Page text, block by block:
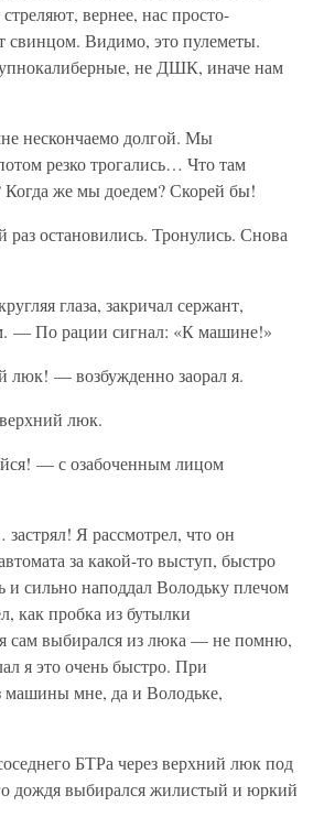
вернее, нас просто-
свинцом. Видимо, это пулеметы.
не ДШК, иначе нам
нескончаемо долгой. Мы
резко трогались… Что там
Когда же мы доедем? Скорей бы!
раз остановились. Тронулись. Снова
глаза, закричал сержант,
— По рации сигнал: «К машине!»
— возбужденно заорал я.
люк.
— с озабоченным лицом
Я рассмотрел, что он
за какой-то выступ, быстро
и сильно наподдал Володьку плечом
как пробка из бутылки
сам выбирался из люка — не помню,
я это очень быстро. При
машины мне, да и Володьке,
БТРа через верхний люк под
дождя выбирался жилистый и юркий